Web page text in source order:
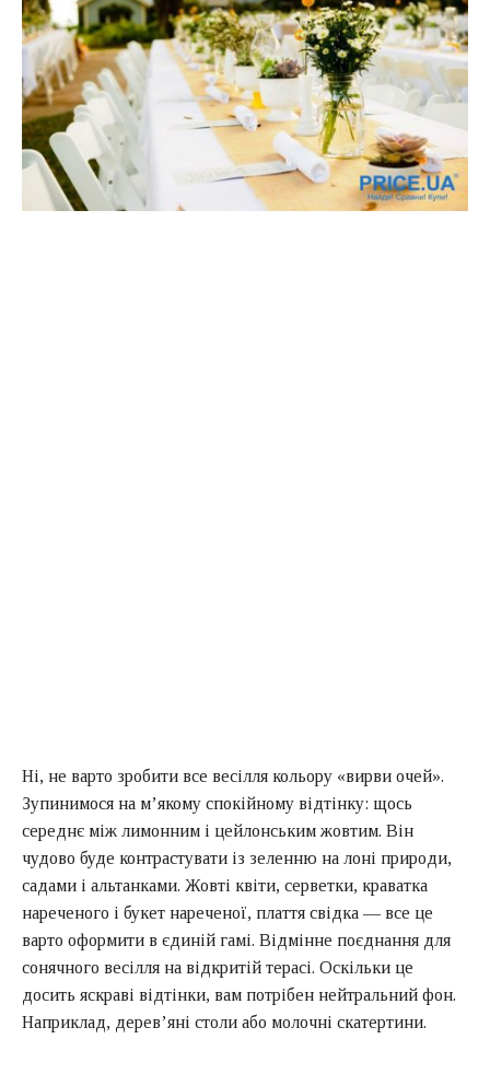
Ні, не варто зробити все весілля кольору «вирви очей».
Зупинимося на м’якому спокійному відтінку: щось
середнє між лимонним і цейлонським жовтим. Він
чудово буде контрастувати із зеленню на лоні природи,
садами і альтанками. Жовті квіти, серветки, краватка
нареченого і букет нареченої, плаття свідка — все це
варто оформити в єдиній гамі. Відмінне поєднання для
сонячного весілля на відкритій терасі. Оскільки це
досить яскраві відтінки, вам потрібен нейтральний фон.
Наприклад, дерев’яні столи або молочні скатертини.